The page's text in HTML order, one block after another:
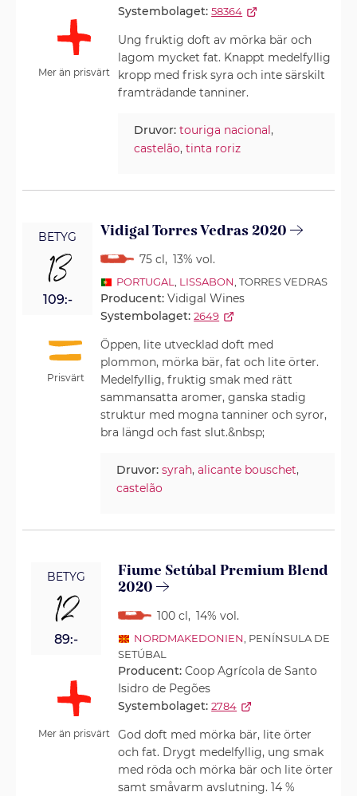
Mer än prisvärt
Systembolaget: 58364
Ung fruktig doft av mörka bär och
lagom mycket fat. Knappt medelfyllig
kropp med frisk syra och inte särskilt
framträdande tanniner.
Druvor: touriga nacional,
castelão,tinta roriz
BETYG
13
109:-
Prisvärt
Vidigal Torres Vedras 2020
75 cl, 13% vol.
PORTUGAL LISSABON , TORRES VEDRAS
Producent:Vidigal Wines
Systembolaget: 2649
Öppen, lite utvecklad doft med
plommon, mörka bär, fat och lite örter.
Medelfyllig, fruktig smak med rätt
sammansatta aromer, ganska stadig
struktur med mogna tanniner och syror,
bra längd och fast slut.&nbsp;
Druvor: syrah,alicante bouschet,
castelão
BETYG
12
89:-
Mer än prisvärt
Fiume Setúbal Premium Blend
2020
100 cl, 14% vol.
NORDMAKEDONIEN , PENÍNSULA DE
SETÚBAL
Producent:Coop Agrícola de Santo
Isidro de Pegões
Systembolaget: 2784
God doft med mörka bär, lite örter
och fat. Drygt medelfyllig, ung smak
med röda och mörka bär och lite örter
samt småvarm avslutning. 14 %